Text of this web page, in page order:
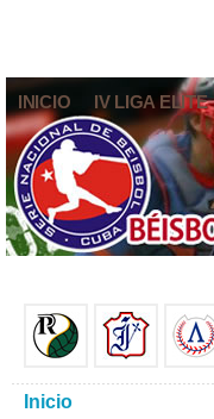
INICIO IV LIGA ELITE
Inicio